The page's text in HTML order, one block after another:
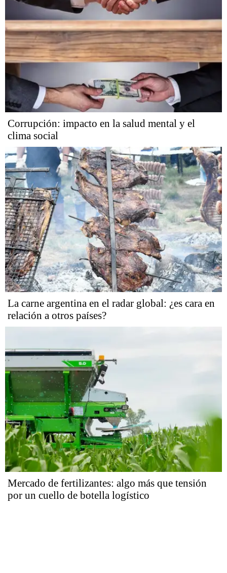
Corrupción: impacto en la salud mental y el
clima social
La carne argentina en el radar global: ¿es cara en
relación a otros países?
Mercado de fertilizantes: algo más que tensión
por un cuello de botella logístico